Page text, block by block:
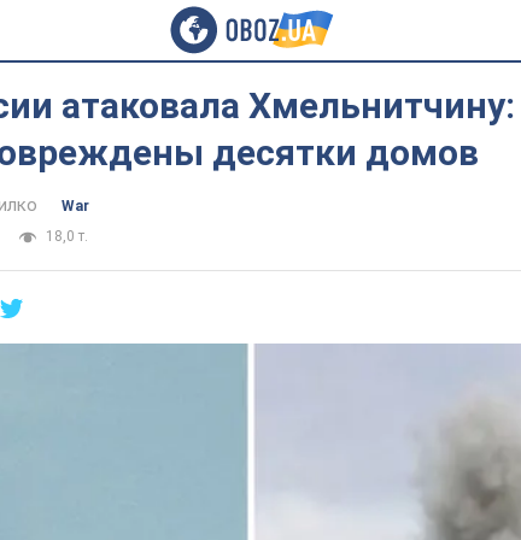
атаковала
десятки домов
War
18,0 т.